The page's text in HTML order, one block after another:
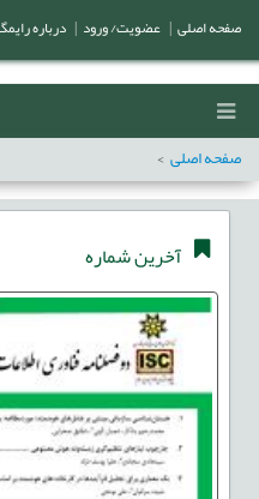
صفحه اصلی
آخرین شماره
صفحه اصلی عضویت/ ورود درباره رایمگ